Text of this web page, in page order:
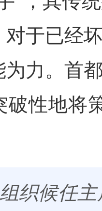
于已经
力。首
破性地将
织候任